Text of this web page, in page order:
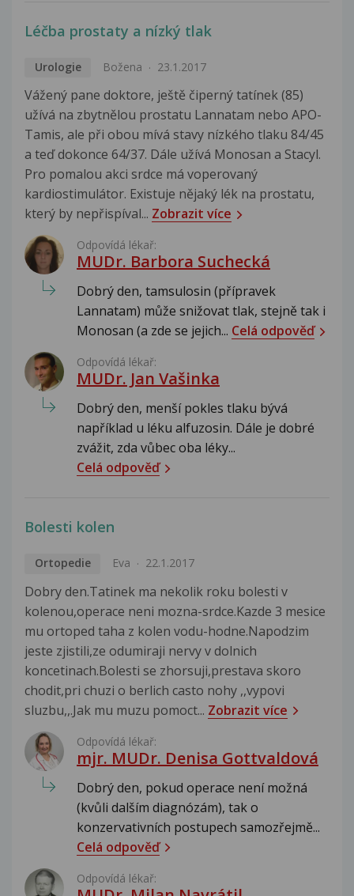
Léčba prostaty a nízký tlak
Urologie Božena 23.1.2017
Vážený pane doktore, ještě čiperný tatínek (85)
užívá na zbytnělou prostatu Lannatam nebo APO-
Tamis, ale při obou mívá stavy nízkého tlaku 84/45
a teď dokonce 64/37. Dále užívá Monosan a Stacyl.
Pro pomalou akci srdce má voperovaný
kardiostimulátor. Existuje nějaký lék na prostatu,
který by nepřispíval... Zobrazit více
Odpovídá lékař:
MUDr. Barbora Suchecká
Dobrý den, tamsulosin (přípravek
Lannatam) může snižovat tlak, stejně tak i
Monosan (a zde se jejich... Celá odpověď
Odpovídá lékař:
MUDr. Jan Vašinka
Dobrý den, menší pokles tlaku bývá
například u léku alfuzosin. Dále je dobré
zvážit, zda vůbec oba léky...
Celá odpověď
Bolesti kolen
Ortopedie Eva 22.1.2017
Dobry den.Tatinek ma nekolik roku bolesti v
kolenou,operace neni mozna-srdce.Kazde 3 mesice
mu ortoped taha z kolen vodu-hodne.Napodzim
jeste zjistili,ze odumiraji nervy v dolnich
koncetinach.Bolesti se zhorsuji,prestava skoro
chodit,pri chuzi o berlich casto nohy ,,vypovi
sluzbu,,.Jak mu muzu pomoct... Zobrazit více
Odpovídá lékař:
mjr. MUDr. Denisa Gottvaldová
Dobrý den, pokud operace není možná
(kvůli dalším diagnózám), tak o
konzervativních postupech samozřejmě...
Celá odpověď
Odpovídá lékař: